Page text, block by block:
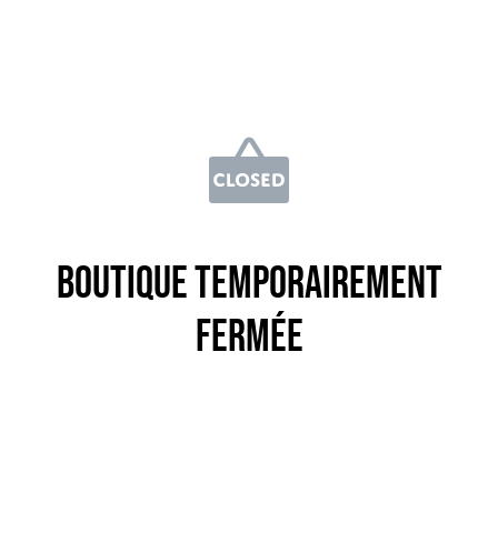
Boutique temporairement
fermée